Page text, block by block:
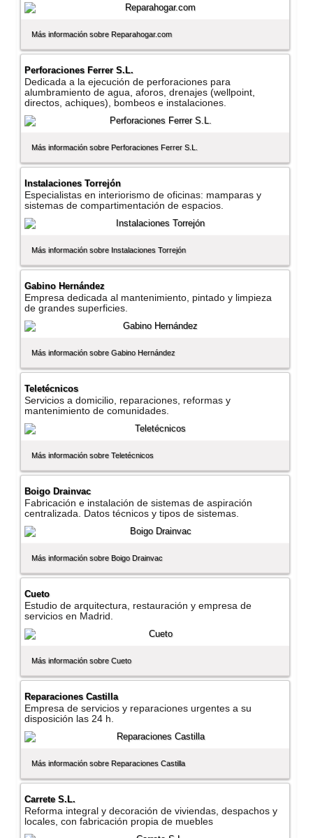
Más información sobre Reparahogar.com
Perforaciones Ferrer S.L.
Dedicada a la ejecución de perforaciones para
alumbramiento de agua, aforos, drenajes (wellpoint,
directos, achiques), bombeos e instalaciones.
Más información sobre Perforaciones Ferrer S.L.
Instalaciones Torrejón
Especialistas en interiorismo de oficinas: mamparas y
sistemas de compartimentación de espacios.
Más información sobre Instalaciones Torrejón
Gabino Hernández
Empresa dedicada al mantenimiento, pintado y limpieza
de grandes superficies.
Más información sobre Gabino Hernández
Teletécnicos
Servicios a domicilio, reparaciones, reformas y
mantenimiento de comunidades.
Más información sobre Teletécnicos
Boigo Drainvac
Fabricación e instalación de sistemas de aspiración
centralizada. Datos técnicos y tipos de sistemas.
Más información sobre Boigo Drainvac
Cueto
Estudio de arquitectura, restauración y empresa de
servicios en Madrid.
Más información sobre Cueto
Reparaciones Castilla
Empresa de servicios y reparaciones urgentes a su
disposición las 24 h.
Más información sobre Reparaciones Castilla
Carrete S.L.
Reforma integral y decoración de viviendas, despachos y
locales, con fabricación propia de muebles